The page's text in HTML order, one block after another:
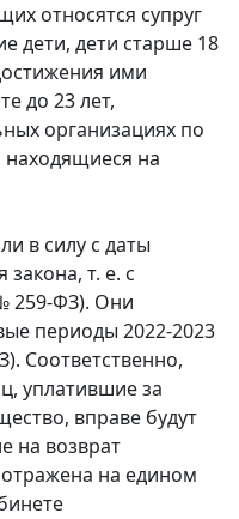
относятся супруг
дети, дети старше 18
ими
до 23 лет,
организациях по
на
в силу с даты
т. е. с
259-ФЗ). Они
периоды 2022-2023
Соответственно,
уплатившие за
вправе будут
на возврат
на едином